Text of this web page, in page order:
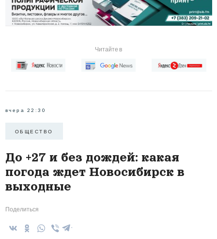
Читайте в
вчера 22:30
ОБЩЕСТВО
До +27 и без дождей: какая
погода ждет Новосибирск в
выходные
Поделиться